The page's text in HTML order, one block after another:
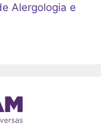
Alergologia e